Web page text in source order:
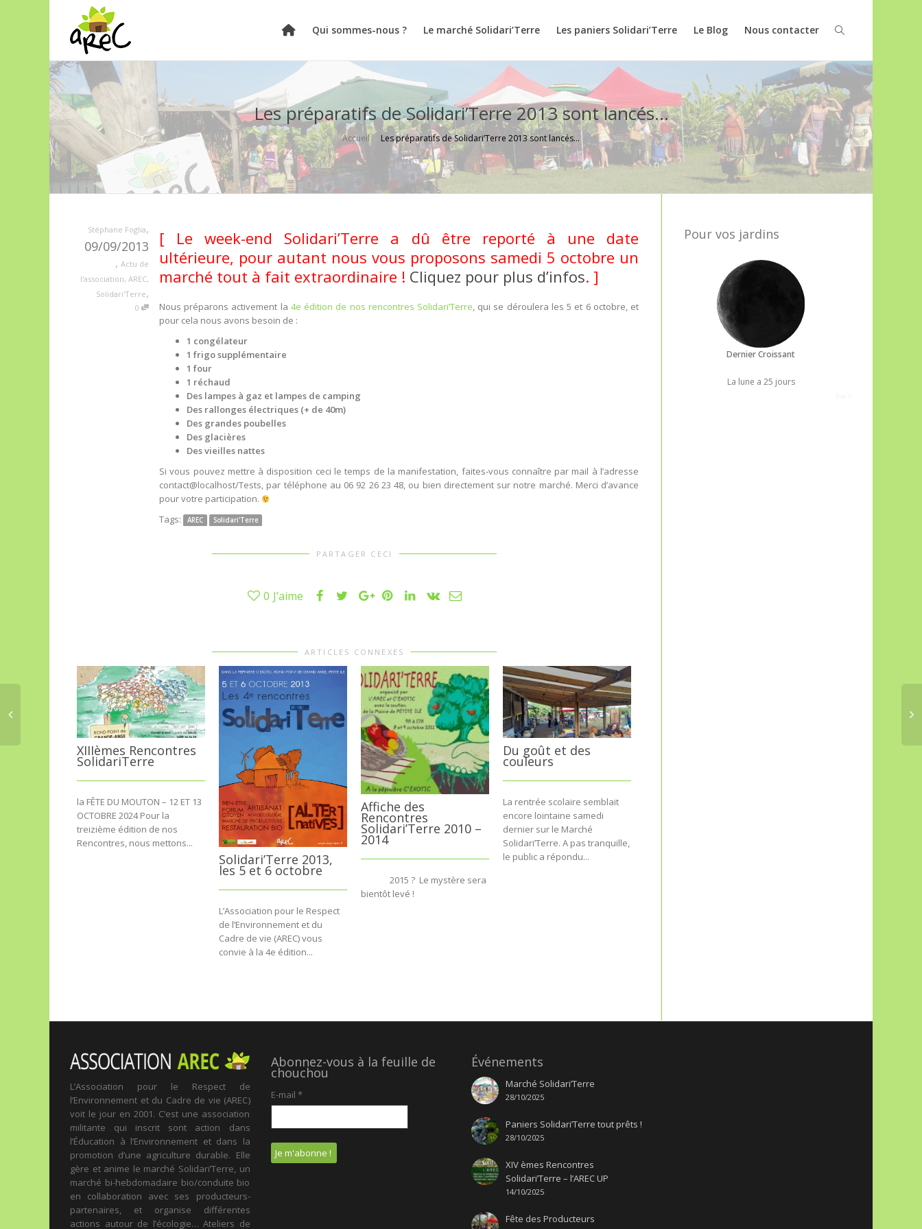
Qui sommes-nous ? Le marché Solidari’Terre Les paniers Solidari’Terre Le Blog Nous contacter
Les préparatifs de Solidari’Terre 2013 sont lancés…
Accueil Les préparatifs de Solidari’Terre 2013 sont lancés…
Stéphane Foglia,
09/09/2013
, Actu de
l'association, AREC,
Solidari'Terre,
0
[ Le week-end Solidari’Terre a dû être reporté à une date
ultérieure, pour autant nous vous proposons samedi 5 octobre un
marché tout à fait extraordinaire ! Cliquez pour plus d’infos. ]
Nous préparons activement la 4e édition de nos rencontres Solidari’Terre, qui se déroulera les 5 et 6 octobre, et
pour cela nous avons besoin de :
1 congélateur
1 frigo supplémentaire
1 four
1 réchaud
Des lampes à gaz et lampes de camping
Des rallonges électriques (+ de 40m)
Des grandes poubelles
Des glacières
Des vieilles nattes
Si vous pouvez mettre à disposition ceci le temps de la manifestation, faites-vous connaître par mail à l’adresse
contact@localhost/Tests, par téléphone au 06 92 26 23 48, ou bien directement sur notre marché. Merci d’avance
pour votre participation.
Tags:
AREC Solidari'Terre
PARTAGER CECI
0 J’aime
ARTICLES CONNEXES
XIIIèmes Rencontres
SolidariTerre
la FÊTE DU MOUTON – 12 ET 13
OCTOBRE 2024 Pour la
treizième édition de nos
Rencontres, nous mettons...
Solidari’Terre 2013,
les 5 et 6 octobre
L’Association pour le Respect
de l’Environnement et du
Cadre de vie (AREC) vous
convie à la 4e édition...
Affiche des
Rencontres
Solidari’Terre 2010 –
2014
2015 ? Le mystère sera
bientôt levé !
Du goût et des
couleurs
La rentrée scolaire semblait
encore lointaine samedi
dernier sur le Marché
Solidari’Terre. A pas tranquille,
le public a répondu...
Pour vos jardins
Dernier Croissant
La lune a 25 jours
L’Association pour le Respect de
l’Environnement et du Cadre de vie (AREC)
voit le jour en 2001. C’est une association
militante qui inscrit sont action dans
l’Éducation à l’Environnement et dans la
promotion d’une agriculture durable. Elle
gère et anime le marché Solidari’Terre, un
marché bi-hebdomadaire bio/conduite bio
en collaboration avec ses producteurs-
partenaires, et organise différentes
actions autour de l’écologie… Ateliers de
Abonnez-vous à la feuille de
chouchou
E-mail *
Événements
Marché Solidari’Terre
28/10/2025
Paniers Solidari’Terre tout prêts !
28/10/2025
XIV èmes Rencontres
Solidari’Terre – l’AREC UP
14/10/2025
Fête des Producteurs